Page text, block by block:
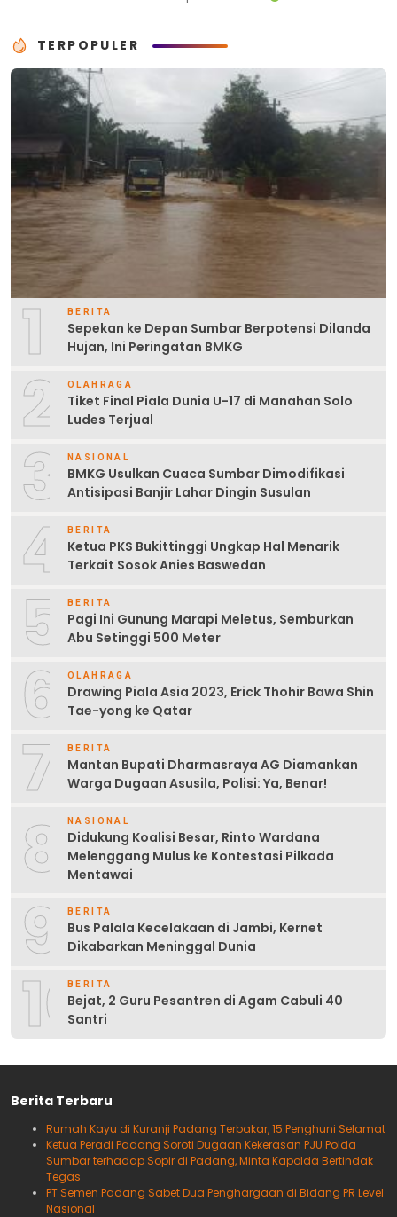
TERPOPULER
1 BERITA
Sepekan ke Depan Sumbar Berpotensi Dilanda
Hujan, Ini Peringatan BMKG
2 OLAHRAGA
Tiket Final Piala Dunia U-17 di Manahan Solo
Ludes Terjual
3 NASIONAL
BMKG Usulkan Cuaca Sumbar Dimodifikasi
Antisipasi Banjir Lahar Dingin Susulan
4 BERITA
Ketua PKS Bukittinggi Ungkap Hal Menarik
Terkait Sosok Anies Baswedan
5 BERITA
Pagi Ini Gunung Marapi Meletus, Semburkan
Abu Setinggi 500 Meter
6 OLAHRAGA
Drawing Piala Asia 2023, Erick Thohir Bawa Shin
Tae-yong ke Qatar
7 BERITA
Mantan Bupati Dharmasraya AG Diamankan
Warga Dugaan Asusila, Polisi: Ya, Benar!
8 NASIONAL
Didukung Koalisi Besar, Rinto Wardana
Melenggang Mulus ke Kontestasi Pilkada
Mentawai
9 BERITA
Bus Palala Kecelakaan di Jambi, Kernet
Dikabarkan Meninggal Dunia
10BERITA
Bejat, 2 Guru Pesantren di Agam Cabuli 40
Santri
Berita Terbaru
Rumah Kayu di Kuranji Padang Terbakar, 15 Penghuni Selamat
Ketua Peradi Padang Soroti Dugaan Kekerasan PJU Polda
Sumbar terhadap Sopir di Padang, Minta Kapolda Bertindak
Tegas
PT Semen Padang Sabet Dua Penghargaan di Bidang PR Level
Nasional